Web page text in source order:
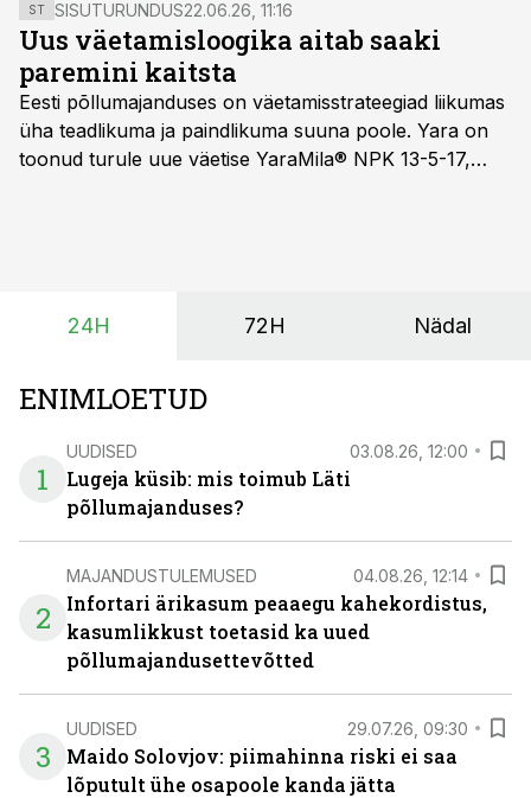
poliitilise hooaja alguses.
ST SISUTURUNDUS22.06.26, 11:16
Uus väetamisloogika aitab saaki
paremini kaitsta
Eesti põllumajanduses on väetamisstrateegiad liikumas
üha teadlikuma ja paindlikuma suuna poole. Yara on
toonud turule uue väetise YaraMila® NPK 13-5-17,
24H 72H Nädal
ENIMLOETUD
1
UUDISED 03.08.26, 12:00
Lugeja küsib: mis toimub Läti
põllumajanduses?
2
MAJANDUSTULEMUSED 04.08.26, 12:14
Infortari ärikasum peaaegu kahekordistus,
kasumlikkust toetasid ka uued
põllumajandusettevõtted
3
UUDISED 29.07.26, 09:30
Maido Solovjov: piimahinna riski ei saa
lõputult ühe osapoole kanda jätta